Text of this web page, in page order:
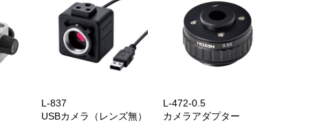
L-837
USBカメラ（レンズ無）
L-472-0.5
カメラアダプター